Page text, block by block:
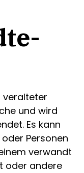
veralteter
und wird
Es kann
Personen
verwandt
oder andere